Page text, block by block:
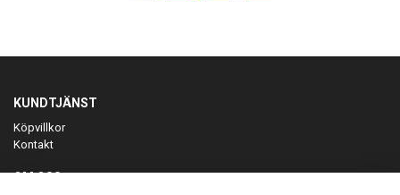
KUNDTJÄNST
Köpvillkor
Kontakt
OM OSS